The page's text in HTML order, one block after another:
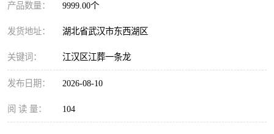
产品数量： 9999.00个
发货地址： 湖北省武汉市东西湖区
关键词： 江汉区江葬一条龙
发布日期： 2026-08-10
阅 读 量： 104